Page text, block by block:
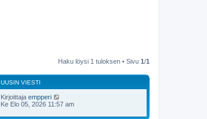
Haku löysi 1 tuloksen • Sivu 1/1
UUSIN VIESTI
Kirjoittaja empperi
Ke Elo 05, 2026 11:57 am